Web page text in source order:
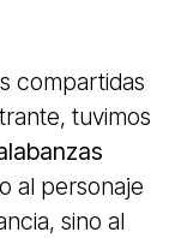
compartidas
tuvimos
al personaje
sino al